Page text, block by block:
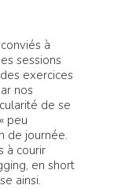
à
sessions
exercices
nos
de se
peu
de journée.
à courir
en short
ainsi.